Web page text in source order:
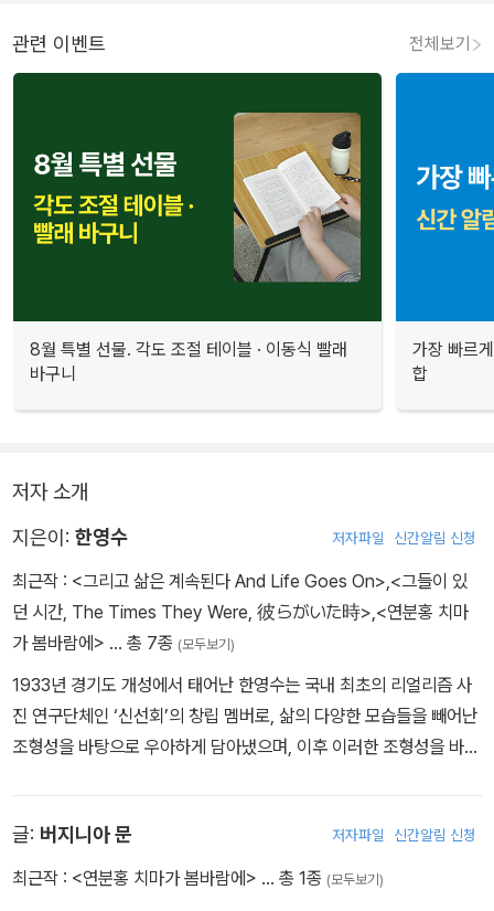
관련 이벤트 전체보기
8월 특별 선물. 각도 조절 테이블 · 이동식 빨래
바구니
가장 빠르
합
저자 소개
지은이: 한영수 저자파일 신간알림 신청
최근작 : <그리고 삶은 계속된다 And Life Goes On>,<그들이 있
던 시간, The Times They Were, 彼らがいた時>,<연분홍 치마
가 봄바람에> … 총 7종 (모두보기)
1933년 경기도 개성에서 태어난 한영수는 국내 최초의 리얼리즘 사
진 연구단체인 ‘신선회’의 창립 멤버로, 삶의 다양한 모습들을 빼어난
조형성을 바탕으로 우아하게 담아냈으며, 이후 이러한 조형성을 바탕
은 시절-한스그라픽”, “내가 자란 서울-서울역사박물관”, "근대성의
사진가, 한영수-한스그라픽"이 있다.
글: 버지니아 문 저자파일 신간알림 신청
최근작 : <연분홍 치마가 봄바람에> … 총 1종 (모두보기)